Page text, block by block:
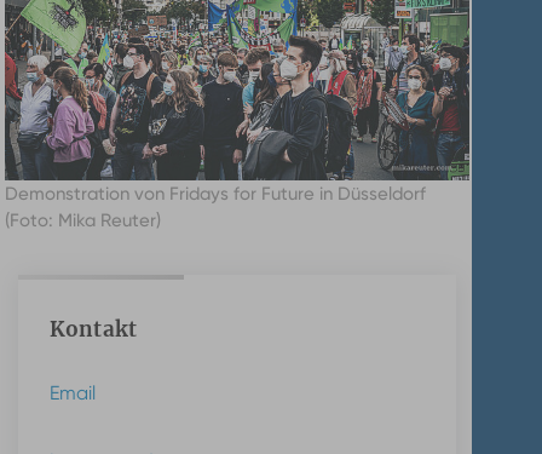
Demonstration von Fridays for Future in Düsseldorf
(Foto: Mika Reuter)
Kontakt
Email